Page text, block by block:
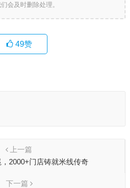
会及时删除处理。
49赞
上一篇
2000+门店铸就米线传奇
下一篇